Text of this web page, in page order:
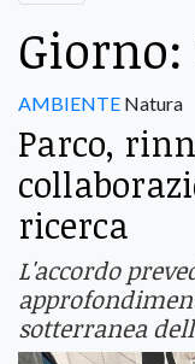
Giorno:
AMBIENTE Natura
Parco,
ricerca
L'accordo
sotterranea